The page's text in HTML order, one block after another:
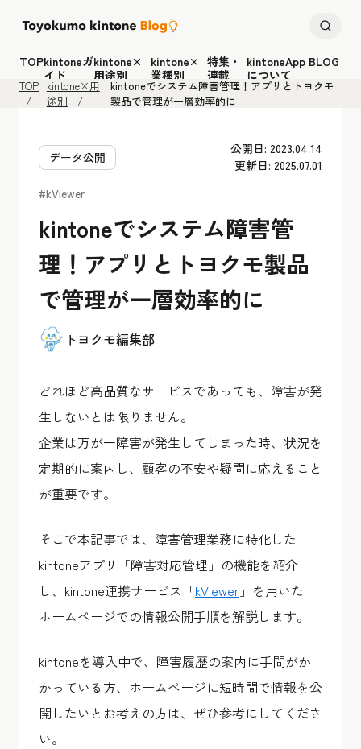
TOPkintoneガ
イド
kintone×
用途別
kintone×
業種別
特集・
連載
kintoneApp BLOG
について
TOP kintone×用
途別
kintoneでシステム障害管理！アプリとトヨクモ
製品で管理が一層効率的に
データ公開
公開日: 2023.04.14
更新日: 2025.07.01
#kViewer
kintoneでシステム障害管
理！アプリとトヨクモ製品
で管理が一層効率的に
トヨクモ編集部
どれほど高品質なサービスであっても、障害が発
生しないとは限りません。
企業は万が一障害が発生してしまった時、状況を
定期的に案内し、顧客の不安や疑問に応えること
が重要です。
そこで本記事では、 障害管理業務に特化した
kintoneアプリ「障害対応管理」 の機能を紹介
し、kintone連携サービス「kViewer 」を用いた
ホームページでの情報公開手順を解説します。
kintoneを導入中で、障害履歴の案内に手間がか
かっている方、ホームページに短時間で情報を公
開したいとお考えの方は、ぜひ参考にしてくださ
い。